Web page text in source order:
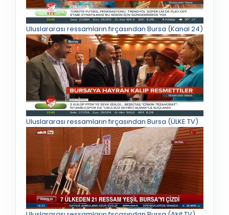
Uluslararası ressamların fırçasından Bursa (Kanal 24)
Uluslararası ressamların fırçasından Bursa (ÜLKE TV)